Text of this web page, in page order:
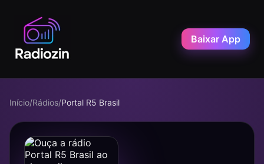
Baixar App
Início/Rádios/Portal R5 Brasil